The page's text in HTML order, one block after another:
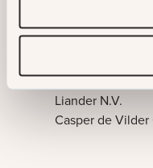
contact op met
Met vriendelijke
Liander N.V.
Casper de